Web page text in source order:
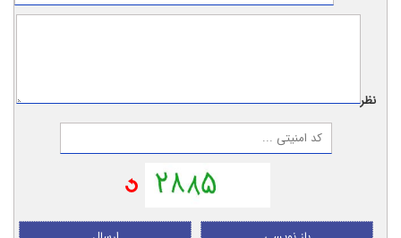
نظر: